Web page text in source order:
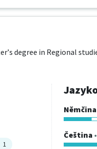
degree in Regional
1
Němčina
Čeština